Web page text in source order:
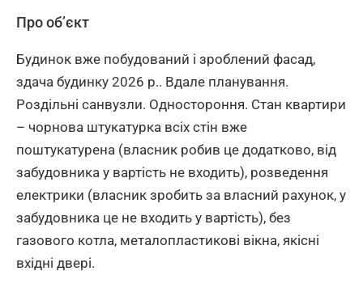
Про об’єкт
Будинок вже побудований і зроблений фасад,
здача будинку 2026 р.. Вдале планування.
Роздільні санвузли. Одностороння. Стан квартири
– чорнова штукатурка всіх стін вже
поштукатурена (власник робив це додатково, від
забудовника у вартість не входить), розведення
електрики (власник зробить за власний рахунок, у
забудовника це не входить у вартість), без
газового котла, металопластикові вікна, якісні
вхідні двері.